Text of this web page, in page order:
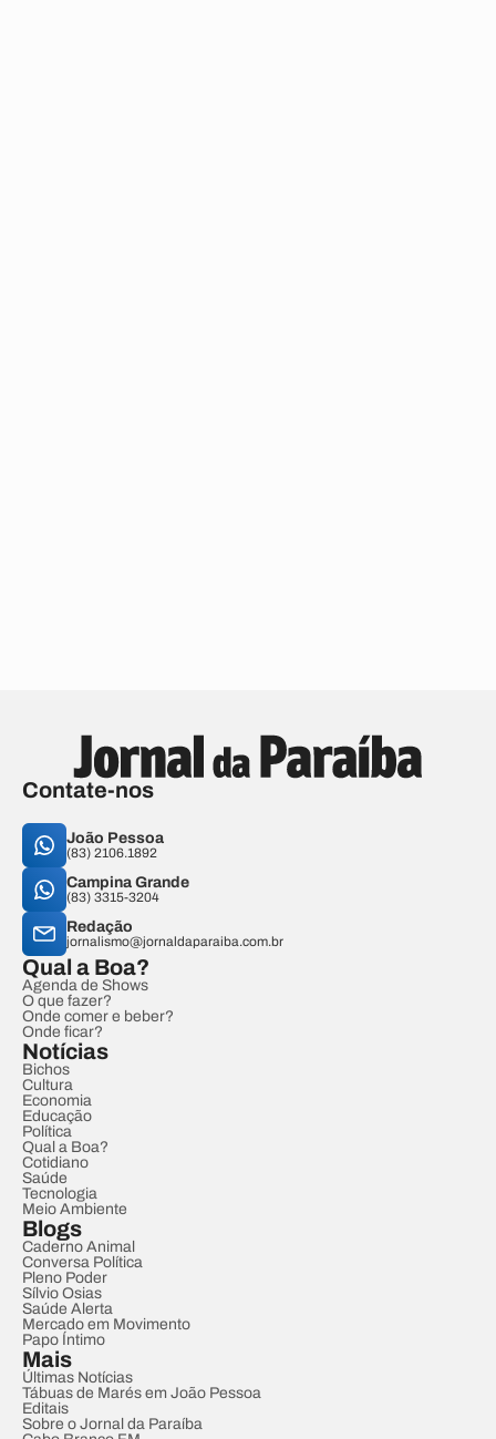
Contate-nos
João Pessoa
(83) 2106.1892
Campina Grande
(83) 3315-3204
Redação
jornalismo@jornaldaparaiba.com.br
Qual a Boa?
Agenda de Shows
O que fazer?
Onde comer e beber?
Onde ficar?
Notícias
Bichos
Cultura
Economia
Educação
Política
Qual a Boa?
Cotidiano
Saúde
Tecnologia
Meio Ambiente
Blogs
Caderno Animal
Conversa Política
Pleno Poder
Sílvio Osias
Saúde Alerta
Mercado em Movimento
Papo Íntimo
Mais
Últimas Notícias
Tábuas de Marés em João Pessoa
Editais
Sobre o Jornal da Paraíba